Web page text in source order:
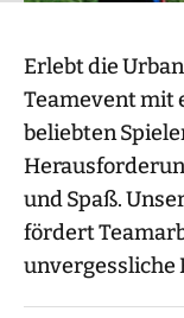
Erlebt die
Teamevent mit
beliebten
und Spaß.
fördert
unvergessliche